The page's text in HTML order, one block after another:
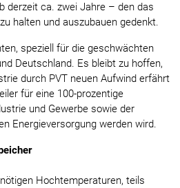
derzeit ca. zwei Jahre – den das
halten und auszubauen gedenkt.
speziell für die geschwächten
Deutschland. Es bleibt zu hoffen,
durch PVT neuen Aufwind erfährt
für eine 100-prozentige
und Gewerbe sowie der
Energieversorgung werden wird.
Hochtemperaturen, teils